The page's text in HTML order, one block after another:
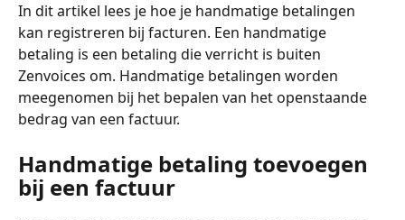
In dit artikel lees je hoe je handmatige betalingen
kan registreren bij facturen. Een handmatige
betaling is een betaling die verricht is buiten
Zenvoices om. Handmatige betalingen worden
meegenomen bij het bepalen van het openstaande
bedrag van een factuur.
Handmatige betaling toevoegen
bij een factuur